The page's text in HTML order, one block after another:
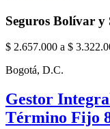
Seguros Bolívar
$ 2.657.000 a $
Bogotá, D.C.
Gestor
Término Fijo